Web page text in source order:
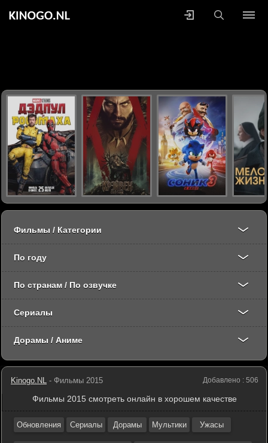
Добавлено : 506
Kinogo.NL - Фильмы 2015
Фильмы 2015 смотреть онлайн в хорошем качестве
Обновления Сериалы Дорамы Мультики Ужасы
Фильмы / Категории
По году
По странам / По озвучке
Сериалы
Дорамы / Аниме